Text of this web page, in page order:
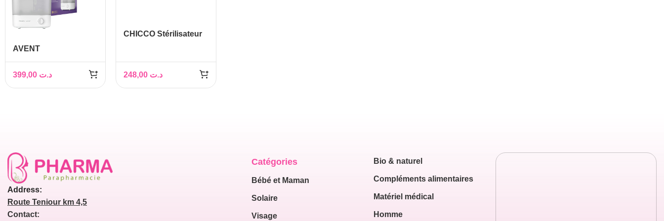
AVENT
ELECTRIC 4EN1
REFSCF291/00
د.ت
CHICCO Stérilisateur
د.ت
Address:
Route Teniour km 4,5
Contact:
Catégories
Bébé et Maman
Solaire
Visage
Bio & naturel
Compléments alimentaires
Matériel médical
Homme